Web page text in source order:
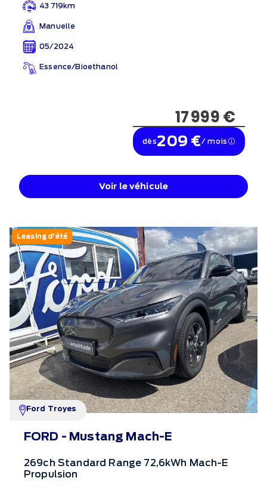
43 719km
Manuelle
05/2024
Essence/Bioethanol
17 999 €
dès209 €/ mois
Voir le véhicule
Leasing d'été
Ford Troyes
FORD - Mustang Mach-E
269ch Standard Range 72,6kWh Mach-E
Propulsion